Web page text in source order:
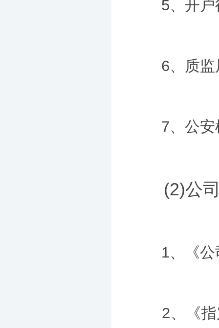
5、开户行
6、质监局
7、公安机
(2)公
1、《公司
2、《指定